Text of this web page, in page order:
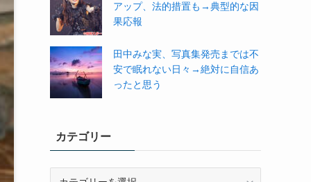
アップ、法的措置も→典型的な因
果応報
田中みな実、写真集発売までは不
安で眠れない日々→絶対に自信あ
ったと思う
カテゴリー